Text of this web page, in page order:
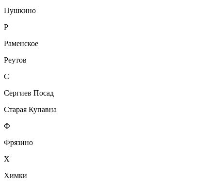
Пушкино
Р
Раменское
Реутов
С
Сергиев Посад
Старая Купавна
Ф
Фрязино
Х
Химки